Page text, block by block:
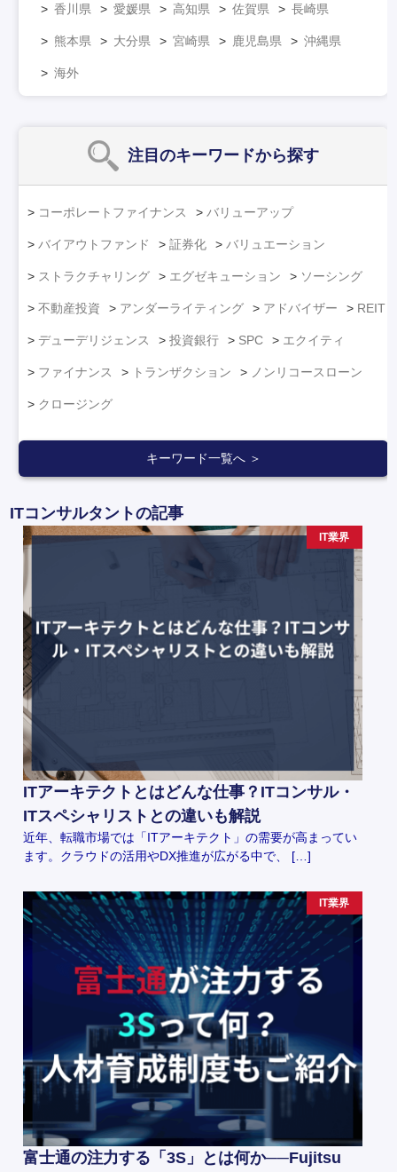
香川県 愛媛県 高知県 佐賀県 長崎県
熊本県 大分県 宮崎県 鹿児島県 沖縄県
海外
注目のキーワードから探す
コーポレートファイナンス バリューアップ
バイアウトファンド 証券化 バリュエーション
ストラクチャリング エグゼキューション ソーシング
不動産投資 アンダーライティング アドバイザー REIT
デューデリジェンス 投資銀行 SPC エクイティ
ファイナンス トランザクション ノンリコースローン
クロージング
キーワード一覧へ ＞
ITコンサルタントの記事
IT業界
ITアーキテクトとはどんな仕事？ITコンサル・
ITスペシャリストとの違いも解説
近年、転職市場では「ITアーキテクト」の需要が高まってい
ます。クラウドの活用やDX推進が広がる中で、 […]
IT業界
富士通の注力する「3S」とは何か──Fujitsu